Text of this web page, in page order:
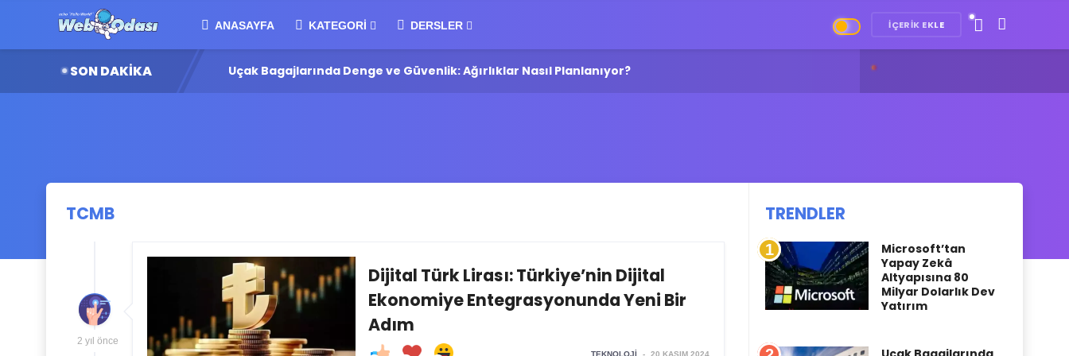
ANASAYFA KATEGORI DERSLER İÇERIK EKLE
SON DAKİKA
Milyar Dolarlık Dev Yatırım Uçak Bagajlarında Denge ve Güvenlik: Ağırlıklar Nasıl Planlanıyor? WhatsApp’tan Kişiselleştirilebilir Sohbet Listeleri
TCMB
2 yıl önce
Dijital Türk Lirası: Türkiye’nin Dijital
Ekonomiye Entegrasyonunda Yeni Bir
Adım
TEKNOLOJI - 20 KASIM 2024
TRENDLER
1
Microsoft’tan
Yapay Zekâ
Altyapısına 80
Milyar Dolarlık Dev
Yatırım